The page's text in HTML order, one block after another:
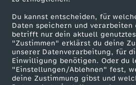
Du kannst entscheiden, für
Daten speichern und verarbeiten
betrifft nur dein aktuell
"Zustimmen" erklärst du deine
unserer Datenverarbeitung, für
Einwilligung benötigen. Oder du
"Einstellungen/Ablehnen" fest,
deine Zustimmung gibst und
e
f
i
ZDF goes Schule
Werbefernsehen
Mainzelmännchen